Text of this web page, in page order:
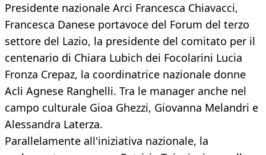
Presidente nazionale Arci Francesca Chiavacci,
Francesca Danese portavoce del Forum del terzo
settore del Lazio, la presidente del comitato per il
centenario di Chiara Lubich dei Focolarini Lucia
Fronza Crepaz, la coordinatrice nazionale donne
Acli Agnese Ranghelli. Tra le manager anche nel
campo culturale Gioa Ghezzi, Giovanna Melandri e
Alessandra Laterza.
Parallelamente all'iniziativa nazionale, la